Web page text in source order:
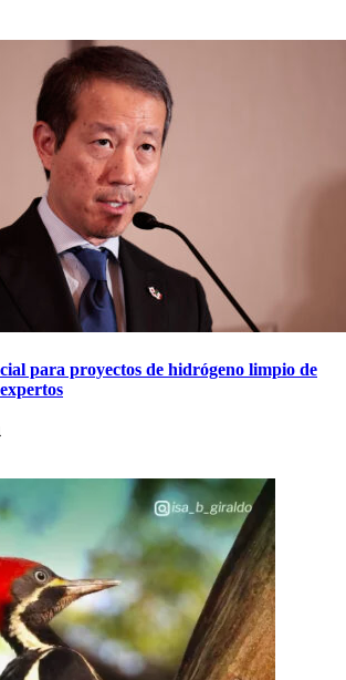
para proyectos de hidrógeno limpio de